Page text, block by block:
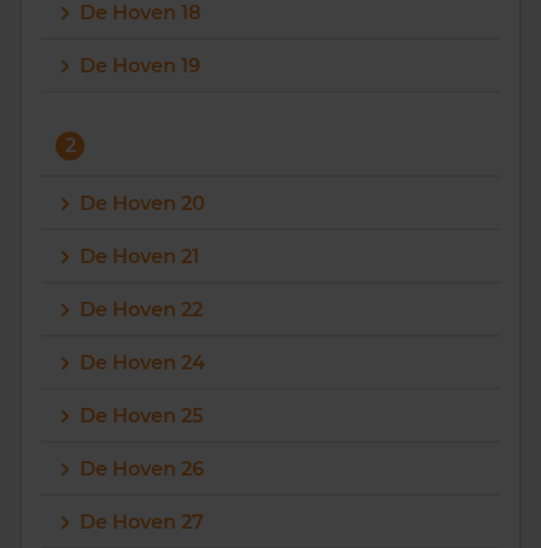
De Hoven 18
De Hoven 19
2
De Hoven 20
De Hoven 21
De Hoven 22
De Hoven 24
De Hoven 25
De Hoven 26
De Hoven 27